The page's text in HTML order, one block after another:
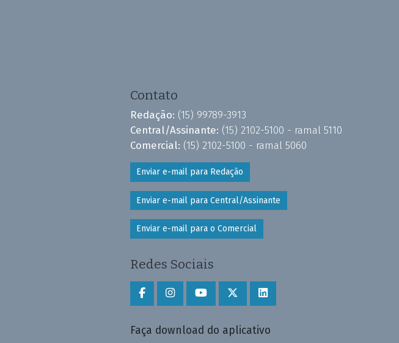
Contato
Redação: (15) 99789-3913
Central/Assinante: (15) 2102-5100 - ramal 5110
Comercial: (15) 2102-5100 - ramal 5060
Enviar e-mail para Redação
Enviar e-mail para Central/Assinante
Enviar e-mail para o Comercial
Redes Sociais
Faça download do aplicativo